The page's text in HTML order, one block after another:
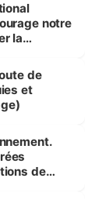
notre
la
de
et
de